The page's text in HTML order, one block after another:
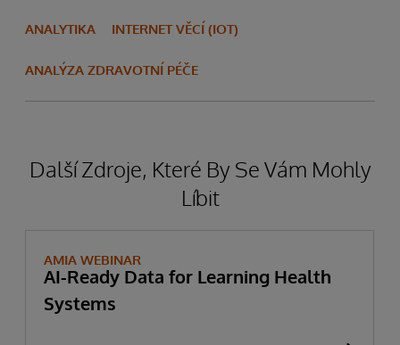
ANALYTIKA INTERNET VĚCÍ (IOT)
ANALÝZA ZDRAVOTNÍ PÉČE
Další Zdroje, Které By Se Vám Mohly
Líbit
AMIA WEBINAR
AI-Ready Data for Learning Health
Systems